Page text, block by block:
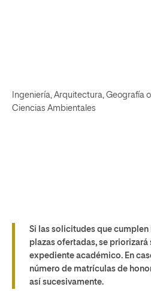
Ingeniería, Arquitectura, Geografía o
Ciencias Ambientales
Si las solicitudes que
plazas ofertadas, se priorizará
expediente académico. En
número de matrículas de
así sucesivamente.